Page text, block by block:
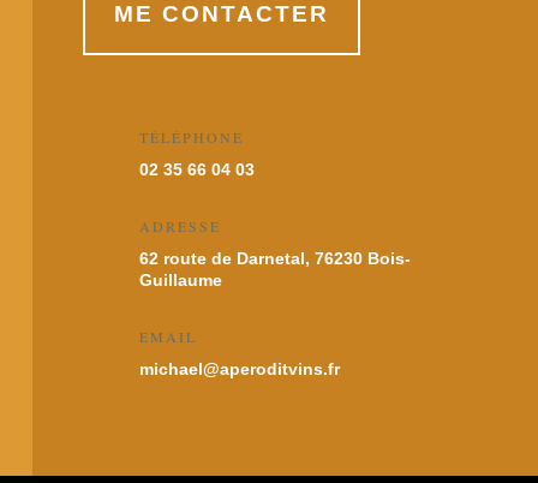
ME CONTACTER
TÉLÉPHONE
02 35 66 04 03
ADRESSE
62 route de Darnetal, 76230 Bois-
Guillaume
EMAIL
michael@aperoditvins.fr